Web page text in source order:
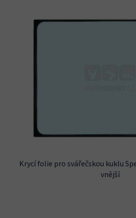
Krycí folie pro svářečskou kuklu
vnější